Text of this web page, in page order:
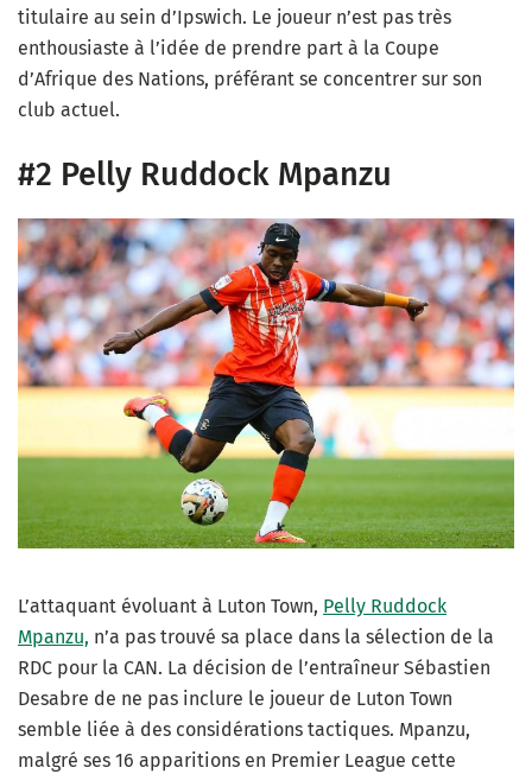
titulaire au sein d’Ipswich. Le joueur n’est pas très
enthousiaste à l’idée de prendre part à la Coupe
d’Afrique des Nations, préférant se concentrer sur son
club actuel.
#2 Pelly Ruddock Mpanzu
L’attaquant évoluant à Luton Town, Pelly Ruddock
Mpanzu, n’a pas trouvé sa place dans la sélection de la
RDC pour la CAN. La décision de l’entraîneur Sébastien
Desabre de ne pas inclure le joueur de Luton Town
semble liée à des considérations tactiques. Mpanzu,
malgré ses 16 apparitions en Premier League cette